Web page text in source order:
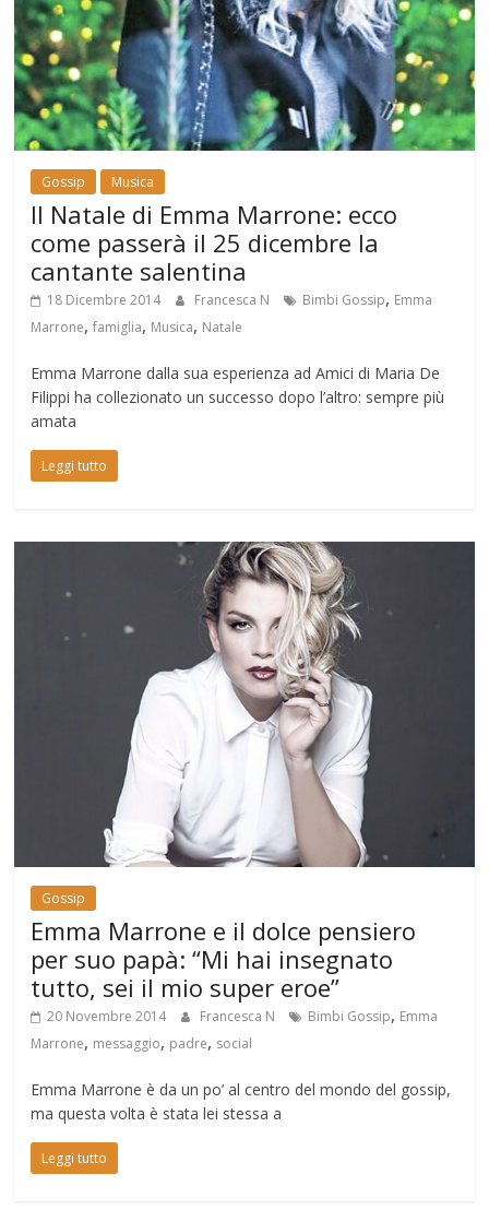
Gossip Musica
Il Natale di Emma Marrone: ecco
come passerà il 25 dicembre la
cantante salentina
18 Dicembre 2014 Francesca N Bimbi Gossip, Emma
Marrone,famiglia, Musica, Natale
Emma Marrone dalla sua esperienza ad Amici di Maria De
Filippi ha collezionato un successo dopo l’altro: sempre più
amata
Leggi tutto
Gossip
Emma Marrone e il dolce pensiero
per suo papà: “Mi hai insegnato
tutto, sei il mio super eroe”
20 Novembre 2014 Francesca N Bimbi Gossip, Emma
Marrone, messaggio, padre, social
Emma Marrone è da un po’ al centro del mondo del gossip,
ma questa volta è stata lei stessa a
Leggi tutto